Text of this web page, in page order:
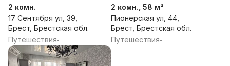
2 комн.
17 Сентября ул, 39,
Брест, Брестская обл.
Путешествия•
2 комн., 58 м²
Пионерская ул, 44,
Брест, Брестская обл.
Путешествия•